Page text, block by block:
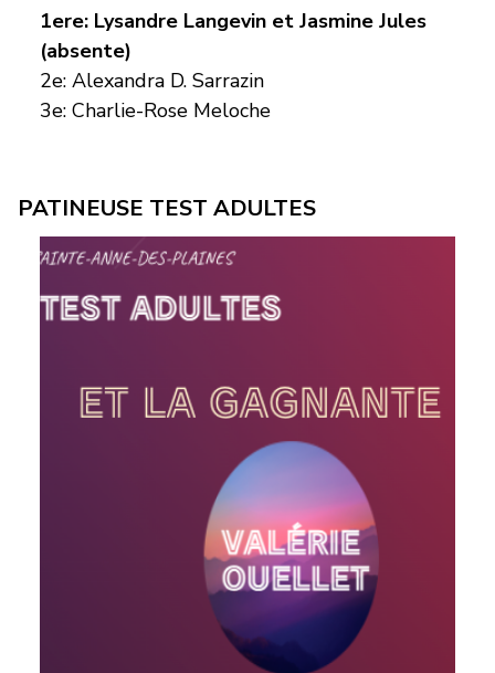
1ere: Lysandre Langevin et Jasmine Jules
(absente)
2e: Alexandra D. Sarrazin
3e: Charlie-Rose Meloche
PATINEUSE TEST ADULTES